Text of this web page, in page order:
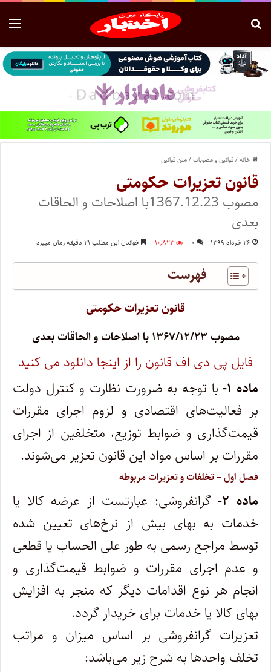
خانه/قوانین و مصوبات/متن قوانین
قانون تعزیرات حکومتی
مصوب 1367.12.23با اصلاحات و الحاقات
بعدی
۲۶ خرداد ۱۳۹۹ ۰ ۱۰,۸۲۳ خواندن این مطلب ۲۱ دقیقه زمان میبرد
فهرست
قانون تعزیرات حکومتی
مصوب ۱۳۶۷/۱۲/۲۳ با اصلاحات و الحاقات بعدی
فایل پی دی اف قانون را از اینجا دانلود می کنید
ماده ۱-
با توجه به ضرورت نظارت و کنترل دولت
بر فعالیت‌های اقتصادی و لزوم اجرای مقررات
قیمت‌گذاری و ضوابط توزیع، متخلفین از اجرای‌
مقررات بر اساس مواد این قانون تعزیر می‌شوند.
فصل اول – تخلفات و تعزیرات مربوطه
ماده ۲-
گرانفروشی: عبارتست از عرضه کالا یا
خدمات به بهای بیش از نرخ‌های تعیین شده
توسط مراجع رسمی به طور علی‌ الحساب یا قطعی‌
و عدم اجرای مقررات و ضوابط قیمت‌گذاری و
انجام هر نوع اقدامات دیگر که منجر به افزایش
بهای کالا یا خدمات برای خریدار گردد.
تعزیرات گرانفروشی بر اساس میزان و مراتب
تخلف واحدها به شرح زیر می‌باشد: